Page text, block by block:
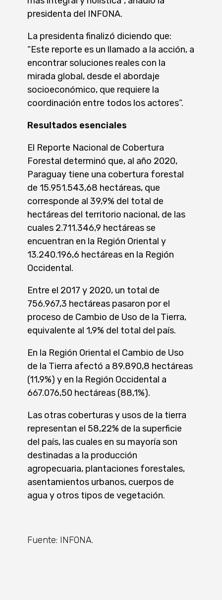
presidenta del INFONA.
La presidenta finalizó diciendo que:
“Este reporte es un llamado a la acción, a
encontrar soluciones reales con la
mirada global, desde el abordaje
socioeconómico, que requiere la
coordinación entre todos los actores”.
Resultados esenciales
El Reporte Nacional de Cobertura
Forestal determinó que, al año 2020,
Paraguay tiene una cobertura forestal
de 15.951.543,68 hectáreas, que
corresponde al 39,9% del total de
hectáreas del territorio nacional, de las
cuales 2.711.346,9 hectáreas se
encuentran en la Región Oriental y
13.240.196,6 hectáreas en la Región
Occidental.
Entre el 2017 y 2020, un total de
756.967,3 hectáreas pasaron por el
proceso de Cambio de Uso de la Tierra,
equivalente al 1,9% del total del país.
En la Región Oriental el Cambio de Uso
de la Tierra afectó a 89.890,8 hectáreas
(11,9%) y en la Región Occidental a
667.076,50 hectáreas (88,1%).
Las otras coberturas y usos de la tierra
representan el 58,22% de la superficie
del país, las cuales en su mayoría son
destinadas a la producción
agropecuaria, plantaciones forestales,
asentamientos urbanos, cuerpos de
agua y otros tipos de vegetación.
Fuente: INFONA.